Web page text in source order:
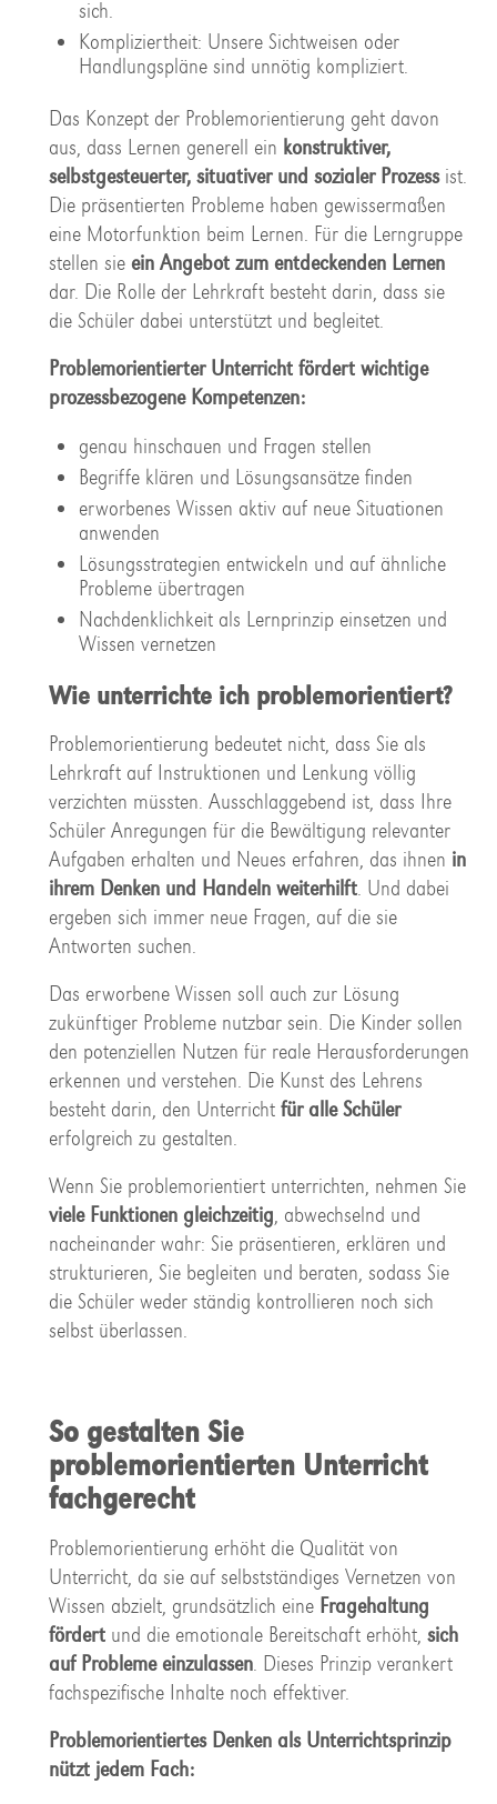
sich.
Kompliziertheit: Unsere Sichtweisen oder
Handlungspläne sind unnötig kompliziert.
Das Konzept der Problemorientierung geht davon
aus, dass Lernen generell ein konstruktiver,
selbstgesteuerter, situativer und sozialer Prozessist.
Die präsentierten Probleme haben gewissermaßen
eine Motorfunktion beim Lernen. Für die Lerngruppe
stellen sie ein Angebot zum entdeckenden Lernen
dar. Die Rolle der Lehrkraft besteht darin, dass sie
die Schüler dabei unterstützt und begleitet.
Problemorientierter Unterricht fördert wichtige
prozessbezogene Kompetenzen:
genau hinschauen und Fragen stellen
Begriffe klären und Lösungsansätze finden
erworbenes Wissen aktiv auf neue Situationen
anwenden
Lösungsstrategien entwickeln und auf ähnliche
Probleme übertragen
Nachdenklichkeit als Lernprinzip einsetzen und
Wissen vernetzen
Wie unterrichte ich problemorientiert?
Problemorientierung bedeutet nicht, dass Sie als
Lehrkraft auf Instruktionen und Lenkung völlig
verzichten müssten. Ausschlaggebend ist, dass Ihre
Schüler Anregungen für die Bewältigung relevanter
Aufgaben erhalten und Neues erfahren, das ihnen in
ihrem Denken und Handeln weiterhilft. Und dabei
ergeben sich immer neue Fragen, auf die sie
Antworten suchen.
Das erworbene Wissen soll auch zur Lösung
zukünftiger Probleme nutzbar sein. Die Kinder sollen
den potenziellen Nutzen für reale Herausforderungen
erkennen und verstehen. Die Kunst des Lehrens
besteht darin, den Unterricht für alle Schüler
erfolgreich zu gestalten.
Wenn Sie problemorientiert unterrichten, nehmen Sie
viele Funktionen gleichzeitig, abwechselnd und
nacheinander wahr: Sie präsentieren, erklären und
strukturieren, Sie begleiten und beraten, sodass Sie
die Schüler weder ständig kontrollieren noch sich
selbst überlassen.
So gestalten Sie
problemorientierten Unterricht
fachgerecht
Problemorientierung erhöht die Qualität von
Unterricht, da sie auf selbstständiges Vernetzen von
Wissen abzielt, grundsätzlich eineFragehaltung
fördertund die emotionale Bereitschaft erhöht, sich
auf Probleme einzulassen. Dieses Prinzip verankert
fachspezifische Inhalte noch effektiver.
Problemorientiertes Denken als Unterrichtsprinzip
nützt jedem Fach: